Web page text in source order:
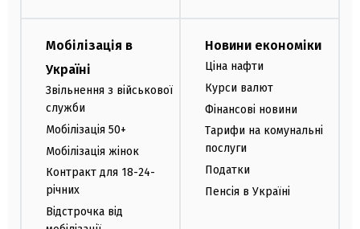
Мобілізація в
Україні
Звільнення з військової
служби
Мобілізація 50+
Мобілізація жінок
Контракт для 18-24-
річних
Відстрочка від
Новини економіки
Ціна нафти
Курси валют
Фінансові новини
Тарифи на комунальні
послуги
Податки
Пенсія в Україні